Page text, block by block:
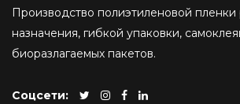
Производство полиэтиленовой пленки
назначения, гибкой упаковки,
биоразлагаемых пакетов.
Соцсети: